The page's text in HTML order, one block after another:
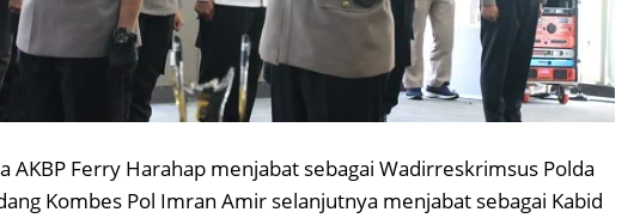
AKBP Ferry Harahap menjabat sebagai Wadirreskrimsus Polda
Kombes Pol Imran Amir selanjutnya menjabat sebagai Kabid